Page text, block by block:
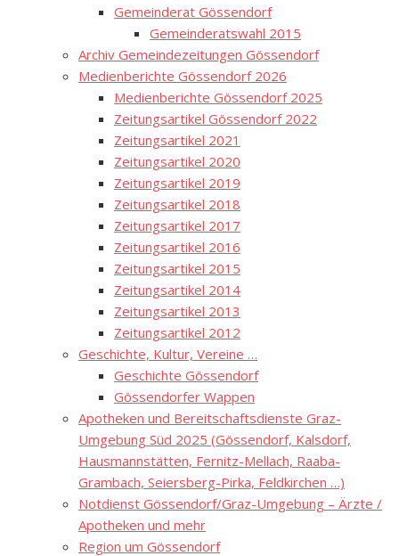
Gemeinderat Gössendorf
Gemeinderatswahl 2015
Archiv Gemeindezeitungen Gössendorf
Medienberichte Gössendorf 2026
Medienberichte Gössendorf 2025
Zeitungsartikel Gössendorf 2022
Zeitungsartikel 2021
Zeitungsartikel 2020
Zeitungsartikel 2019
Zeitungsartikel 2018
Zeitungsartikel 2017
Zeitungsartikel 2016
Zeitungsartikel 2015
Zeitungsartikel 2014
Zeitungsartikel 2013
Zeitungsartikel 2012
Geschichte, Kultur, Vereine …
Geschichte Gössendorf
Gössendorfer Wappen
Apotheken und Bereitschaftsdienste Graz-
Umgebung Süd 2025 (Gössendorf, Kalsdorf,
Hausmannstätten, Fernitz-Mellach, Raaba-
Grambach, Seiersberg-Pirka, Feldkirchen …)
Notdienst Gössendorf/Graz-Umgebung – Ärzte /
Apotheken und mehr
Region um Gössendorf